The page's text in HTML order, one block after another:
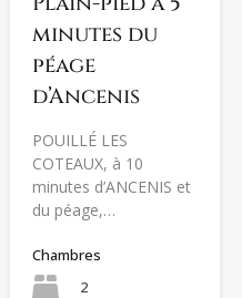
minutes du
péage
d’Ancenis
POUILLÉ LES
COTEAUX, à 10
minutes d’ANCENIS et
du péage,…
Chambres
2